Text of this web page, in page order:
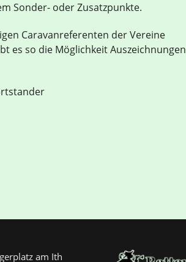
Sonder- oder Zusatzpunkte.
Caravanreferenten der Vereine
es so die Möglichkeit Auszeichnungen
am Ith